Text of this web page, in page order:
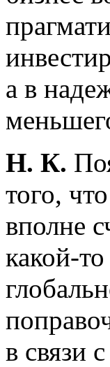
а в
Н. К.
того,
вполне
какой-
в связи